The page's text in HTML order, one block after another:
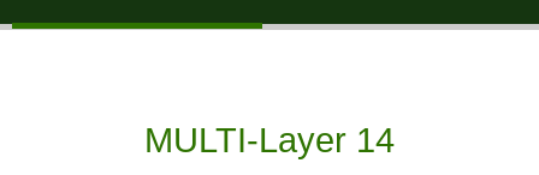
MULTI-Layer 14